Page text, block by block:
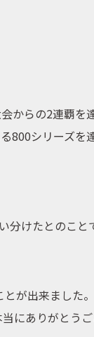
からの2連覇を
800シリーズを
けたとのこと
が出来ました。
にありがとうご